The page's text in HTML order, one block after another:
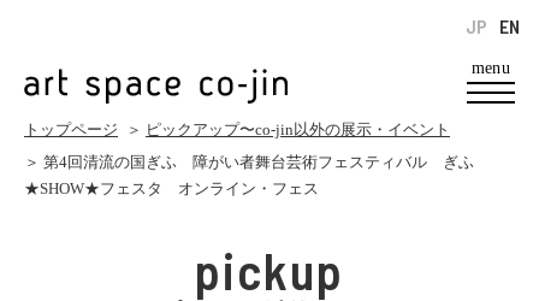
menu
EN
JP
トップページ ＞ ピックアップ〜co-jin以外の展示・イベント
＞ 第4回清流の国ぎふ 障がい者舞台芸術フェスティバル ぎふ
★SHOW★フェスタ オンライン・フェス
pickup